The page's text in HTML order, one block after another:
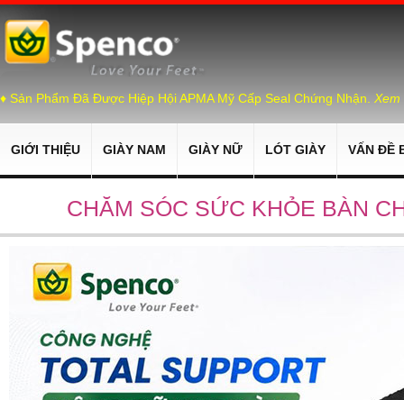
♦ Sản Phẩm Đã Được Hiệp Hội APMA Mỹ Cấp Seal Chứng Nhận. Xem
GIỚI THIỆU GIÀY NAM GIÀY NỮ LÓT GIÀY VẤN ĐỀ
CHĂM SÓC SỨC KHỎE BÀN